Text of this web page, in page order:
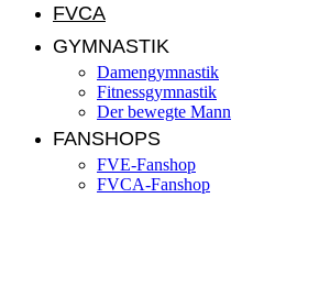
FVCA
GYMNASTIK
Damengymnastik
Fitnessgymnastik
Der bewegte Mann
FANSHOPS
FVE-Fanshop
FVCA-Fanshop